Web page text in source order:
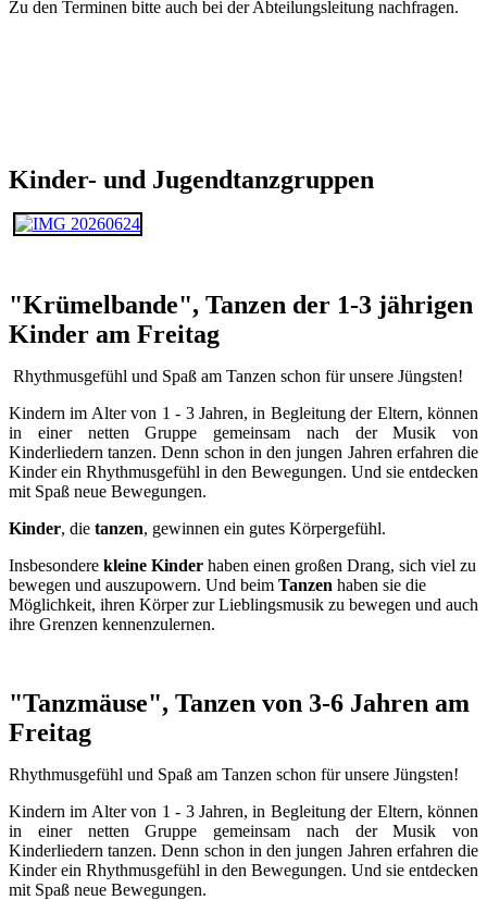
Zu den Terminen bitte auch bei der Abteilungsleitung nachfragen.
Kinder- und Jugendtanzgruppen
"Krümelbande", Tanzen der 1-3 jährigen
Kinder am Freitag
Rhythmusgefühl und Spaß am Tanzen schon für unsere Jüngsten!
Kindern im Alter von 1 - 3 Jahren, in Begleitung der Eltern, können
in einer netten Gruppe gemeinsam nach der Musik von
Kinderliedern tanzen. Denn schon in den jungen Jahren erfahren die
Kinder ein Rhythmusgefühl in den Bewegungen. Und sie entdecken
mit Spaß neue Bewegungen.
Kinder, die tanzen, gewinnen ein gutes Körpergefühl.
Insbesondere kleine Kinder haben einen großen Drang, sich viel zu
bewegen und auszupowern. Und beim Tanzen haben sie die
Möglichkeit, ihren Körper zur Lieblingsmusik zu bewegen und auch
ihre Grenzen kennenzulernen.
"Tanzmäuse", Tanzen von 3-6 Jahren am
Freitag
Rhythmusgefühl und Spaß am Tanzen schon für unsere Jüngsten!
Kindern im Alter von 1 - 3 Jahren, in Begleitung der Eltern, können
in einer netten Gruppe gemeinsam nach der Musik von
Kinderliedern tanzen. Denn schon in den jungen Jahren erfahren die
Kinder ein Rhythmusgefühl in den Bewegungen. Und sie entdecken
mit Spaß neue Bewegungen.